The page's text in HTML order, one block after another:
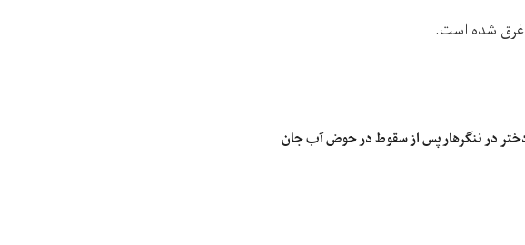
شده است.
در ننگرهار پس از سقوط در حوض آب جان